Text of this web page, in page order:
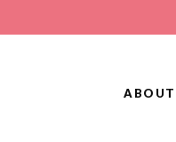
ABOUT